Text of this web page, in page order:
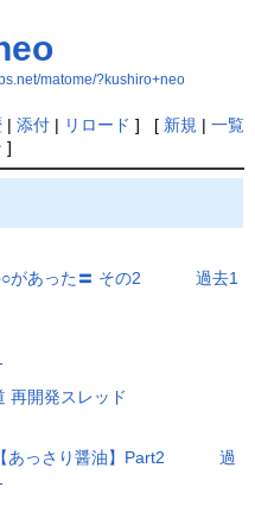
matome/?kushiro+neo
| 添付| リロード ] [ 新規 | 一覧
]
があった〓 その2
過去1
再開発スレッド
あっさり醤油】Part2
過